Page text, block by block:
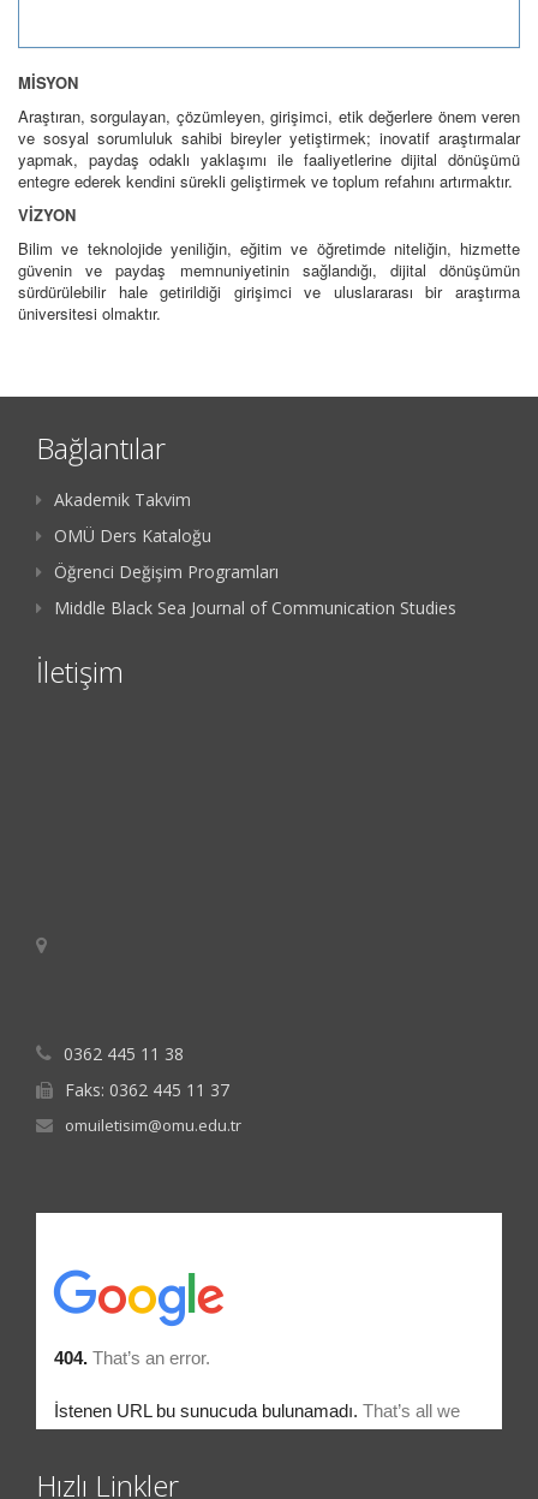
MİSYON
Araştıran, sorgulayan, çözümleyen, girişimci, etik değerlere önem veren
ve sosyal sorumluluk sahibi bireyler yetiştirmek; inovatif araştırmalar
yapmak, paydaş odaklı yaklaşımı ile faaliyetlerine dijital dönüşümü
entegre ederek kendini sürekli geliştirmek ve toplum refahını artırmaktır.
VİZYON
Bilim ve teknolojide yeniliğin, eğitim ve öğretimde niteliğin, hizmette
güvenin ve paydaş memnuniyetinin sağlandığı, dijital dönüşümün
sürdürülebilir hale getirildiği girişimci ve uluslararası bir araştırma
üniversitesi olmaktır.
Bağlantılar
Akademik Takvim
OMÜ Ders Kataloğu
Öğrenci Değişim Programları
Middle Black Sea Journal of Communication Studies
İletişim
0362 445 11 38
Faks: 0362 445 11 37
omuiletisim@omu.edu.tr
Hızlı Linkler